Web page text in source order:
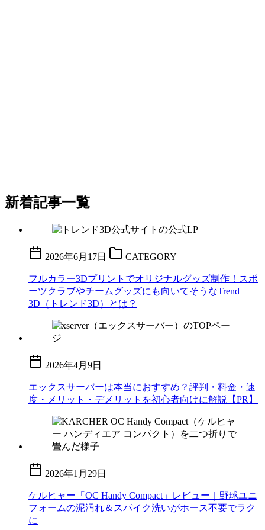
新着記事一覧
2026年6月17日 CATEGORY
フルカラー3Dプリントでオリジナルグッズ制作！スポ
ーツクラブやチームグッズにも向いてそうなTrend
3D（トレンド3D）とは？
2026年4月9日
エックスサーバーは本当におすすめ？評判・料金・速
度・メリット・デメリットを初心者向けに解説【PR】
2026年1月29日
ケルヒャー「OC Handy Compact」レビュー｜野球ユニ
フォームの泥汚れ＆スパイク洗いがホース不要でラク
に